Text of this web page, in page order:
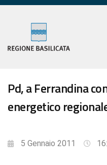
Pd, a Ferrandina
energetico
5 Gennaio 2011